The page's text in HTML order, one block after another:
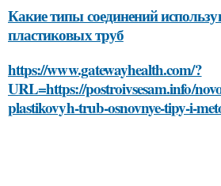
Какие типы соединений
пластиковых труб
https://www.gatewayhealth.com/?
URL=https://postroivsesam.info/
plastikovyh-trub-osnovnye-tipy-i-